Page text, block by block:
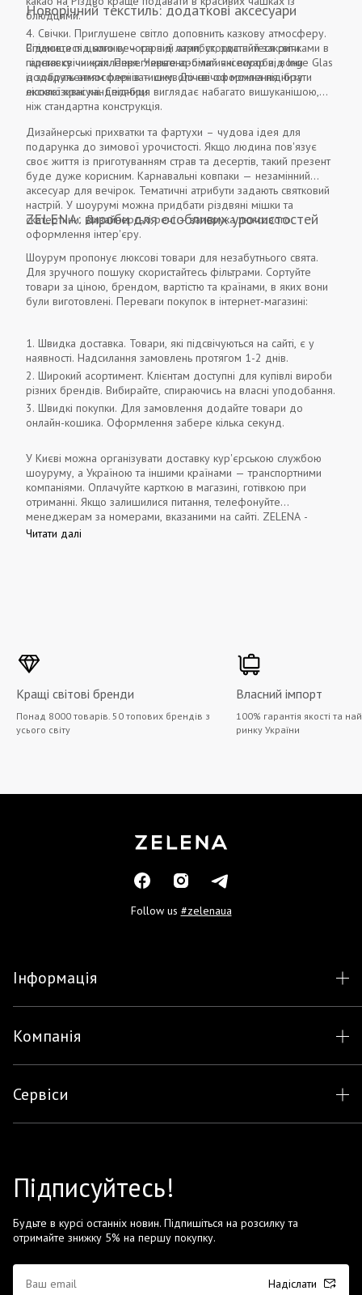
блюдцями.
Свічки. Приглушене світло доповнить казкову атмосферу.
Відмовтеся цього вечора від ламп, скористайтеся свічками в
гарних свічниках. Перегляньте ароматичні вироби, вони
додадуть атмосфері затишку. До свічок можна підібрати
ексклюзивні канделябри.
Новорічний текстиль: додаткові аксесуари
Спідниця під ялинку – гарний атрибут, здатний закрити
підставку чи кріплення. Червоно-білий аксесуар від Inge Glas
із зображенням оленів – символічне оформлення низу
лісової красуні. Спідниця виглядає набагато вишуканішою,
ніж стандартна конструкція.
Дизайнерські прихватки та фартухи – чудова ідея для
подарунка до зимової урочистості. Якщо людина пов'язує
своє життя із приготуванням страв та десертів, такий презент
буде дуже корисним. Карнавальні ковпаки — незамінний
аксесуар для вечірок. Тематичні атрибути задають святковий
настрій. У шоурумі можна придбати різдвяні мішки та
скатертини. Дизайнерські речі – запорука люксового
оформлення інтер'єру.
ZELENA: вироби для особливих урочистостей
Шоурум пропонує люксові товари для незабутнього свята.
Для зручного пошуку скористайтесь фільтрами. Сортуйте
товари за ціною, брендом, вартістю та країнами, в яких вони
були виготовлені. Переваги покупок в інтернет-магазині:
Швидка доставка. Товари, які підсвічуються на сайті, є у
наявності. Надсилання замовлень протягом 1-2 днів.
Широкий асортимент. Клієнтам доступні для купівлі вироби
різних брендів. Вибирайте, спираючись на власні уподобання.
Швидкі покупки. Для замовлення додайте товари до
онлайн-кошика. Оформлення забере кілька секунд.
У Києві можна організувати доставку кур'єрською службою
шоуруму, а Україною та іншими країнами — транспортними
компаніями. Оплачуйте карткою в магазині, готівкою при
отриманні. Якщо залишилися питання, телефонуйте
менеджерам за номерами, вказаними на сайті. ZELENA -
товари люксового сегмента та якісний сервіс.
Читати далі
Кращі світові бренди
Понад 8000 товарів. 50 топових брендів з
усього світу
Власний імпорт
100% гарантія якості та
ринку України
Follow us #zelenaua
Інформація
Компанія
Сервіси
Підписуйтесь!
Будьте в курсі останніх новин. Підпишіться на розсилку та
отримайте знижку 5% на першу покупку.
Надіслати